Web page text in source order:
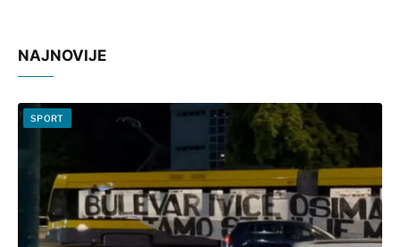
NAJNOVIJE
SPORT